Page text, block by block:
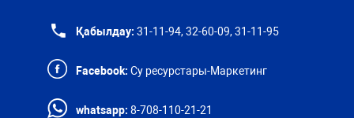
Қабылдау: 31-11-94, 32-60-09, 31-11-95
Facebook: Су ресурстары-Маркетинг
whatsapp: 8-708-110-21-21